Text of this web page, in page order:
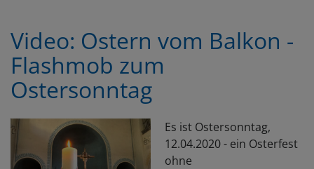
Video: Ostern vom Balkon -
Flashmob zum
Ostersonntag
Es ist Ostersonntag,
12.04.2020 - ein Osterfest
ohne